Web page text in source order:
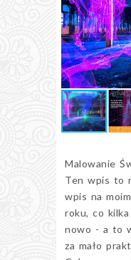
Malowanie
Ten wpis to
wpis na
roku, co
nowo - a to
za mało